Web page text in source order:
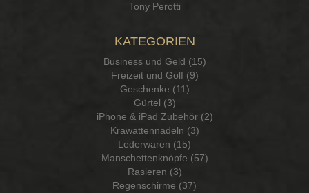
Tony Perotti
KATEGORIEN
Business und Geld (15)
Freizeit und Golf (9)
Geschenke (11)
Gürtel (3)
iPhone & iPad Zubehör (2)
Krawattennadeln (3)
Lederwaren (15)
Manschettenknöpfe (57)
Rasieren (3)
Regenschirme (37)